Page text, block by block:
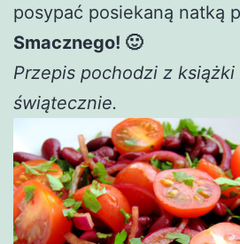
posypać posiekaną natką
Smacznego! 🙂
Przepis pochodzi z książki
świątecznie.